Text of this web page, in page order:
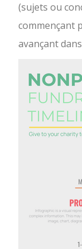
(sujets ou
commençant
avançant